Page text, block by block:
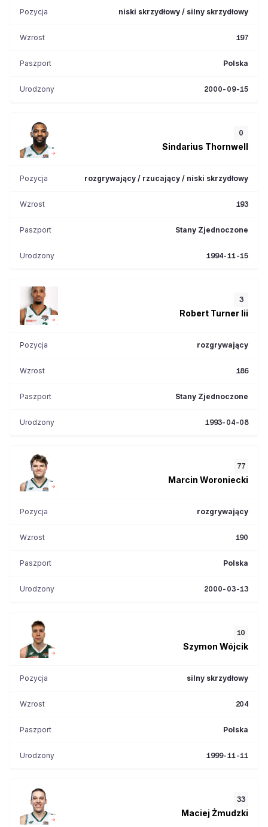
Pozycja niski skrzydłowy / silny skrzydłowy
Wzrost 197
Paszport Polska
Urodzony 2000-09-15
0
Sindarius Thornwell
Pozycja rozgrywający / rzucający / niski skrzydłowy
Wzrost 193
Paszport Stany Zjednoczone
Urodzony 1994-11-15
3
Robert Turner Iii
Pozycja rozgrywający
Wzrost 186
Paszport Stany Zjednoczone
Urodzony 1993-04-08
77
Marcin Woroniecki
Pozycja rozgrywający
Wzrost 190
Paszport Polska
Urodzony 2000-03-13
10
Szymon Wójcik
Pozycja silny skrzydłowy
Wzrost 204
Paszport Polska
Urodzony 1999-11-11
33
Maciej Żmudzki